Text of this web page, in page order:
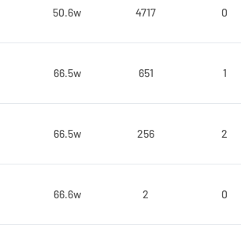
50.6w 4717 0
66.5w 651 1
66.5w 256 2
66.6w 2 0